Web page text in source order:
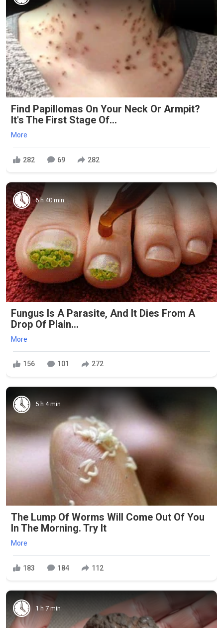
Find Papillomas On Your Neck Or Armpit?
It's The First Stage Of...
More
282 69 282
6 h 40 min
Fungus Is A Parasite, And It Dies From A
Drop Of Plain...
More
156 101 272
5 h 4 min
The Lump Of Worms Will Come Out Of You
In The Morning. Try It
More
183 184 112
1 h 7 min